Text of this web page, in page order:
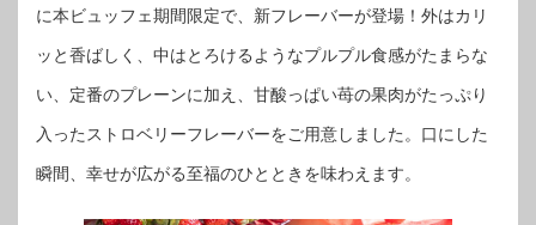
に本ビュッフェ期間限定で、新フレーバーが登場！外はカリ
ッと香ばしく、中はとろけるようなプルプル食感がたまらな
い、定番のプレーンに加え、甘酸っぱい苺の果肉がたっぷり
入ったストロベリーフレーバーをご用意しました。口にした
瞬間、幸せが広がる至福のひとときを味わえます。